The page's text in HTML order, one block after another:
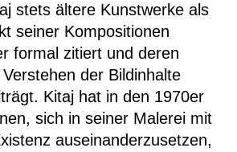
stets ältere Kunstwerke als
seiner Kompositionen
formal zitiert und deren
der Bildinhalte
Kitaj hat in den 1970er
sich in seiner Malerei mit
auseinanderzusetzen,